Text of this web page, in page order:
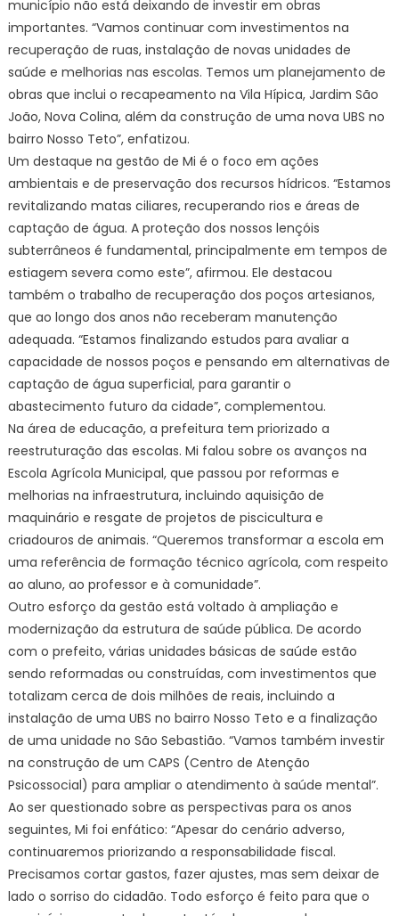
município não está deixando de investir em obras
importantes. “Vamos continuar com investimentos na
recuperação de ruas, instalação de novas unidades de
saúde e melhorias nas escolas. Temos um planejamento de
obras que inclui o recapeamento na Vila Hípica, Jardim São
João, Nova Colina, além da construção de uma nova UBS no
bairro Nosso Teto”, enfatizou.
Um destaque na gestão de Mi é o foco em ações
ambientais e de preservação dos recursos hídricos. “Estamos
revitalizando matas ciliares, recuperando rios e áreas de
captação de água. A proteção dos nossos lençóis
subterrâneos é fundamental, principalmente em tempos de
estiagem severa como este”, afirmou. Ele destacou
também o trabalho de recuperação dos poços artesianos,
que ao longo dos anos não receberam manutenção
adequada. “Estamos finalizando estudos para avaliar a
capacidade de nossos poços e pensando em alternativas de
captação de água superficial, para garantir o
abastecimento futuro da cidade”, complementou.
Na área de educação, a prefeitura tem priorizado a
reestruturação das escolas. Mi falou sobre os avanços na
Escola Agrícola Municipal, que passou por reformas e
melhorias na infraestrutura, incluindo aquisição de
maquinário e resgate de projetos de piscicultura e
criadouros de animais. “Queremos transformar a escola em
uma referência de formação técnico agrícola, com respeito
ao aluno, ao professor e à comunidade”.
Outro esforço da gestão está voltado à ampliação e
modernização da estrutura de saúde pública. De acordo
com o prefeito, várias unidades básicas de saúde estão
sendo reformadas ou construídas, com investimentos que
totalizam cerca de dois milhões de reais, incluindo a
instalação de uma UBS no bairro Nosso Teto e a finalização
de uma unidade no São Sebastião. “Vamos também investir
na construção de um CAPS (Centro de Atenção
Psicossocial) para ampliar o atendimento à saúde mental”.
Ao ser questionado sobre as perspectivas para os anos
seguintes, Mi foi enfático: “Apesar do cenário adverso,
continuaremos priorizando a responsabilidade fiscal.
Precisamos cortar gastos, fazer ajustes, mas sem deixar de
lado o sorriso do cidadão. Todo esforço é feito para que o